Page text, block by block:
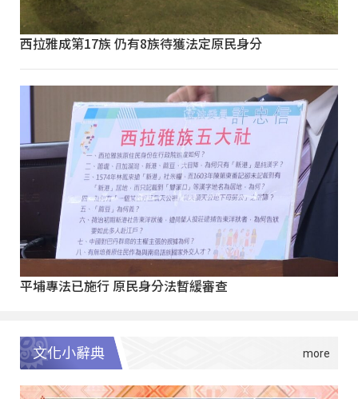
西拉雅成第17族 仍有8族待獲法定原民身分
平埔專法已施行 原民身分法暫緩審查
文化小辭典